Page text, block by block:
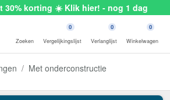
30% korting ☀️ Klik hier! - nog 1 dag
Zoeken
0
Vergelijkingslijst
0
Verlanglijst
0
Winkelwagen
Met onderconstructie